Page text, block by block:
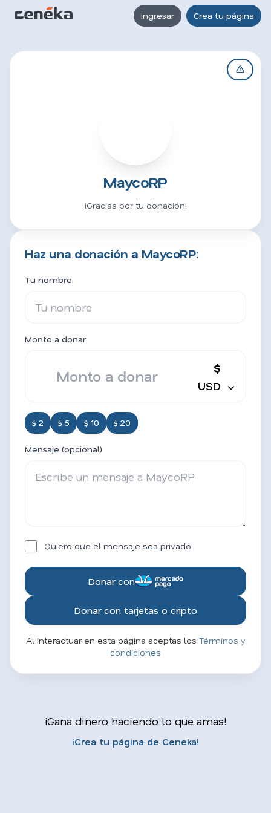
Ingresar Crea tu página
MaycoRP
¡Gracias por tu donación!
Haz una donación a MaycoRP:
Tu nombre
Monto a donar
$
USD
$ 2 $ 5 $ 10 $ 20
Mensaje (opcional)
Quiero que el mensaje sea privado.
Donar con
Donar con tarjetas o cripto
Al interactuar en esta página aceptas los Términos y
condiciones
¡Gana dinero haciendo lo que amas!
¡Crea tu página de Ceneka!